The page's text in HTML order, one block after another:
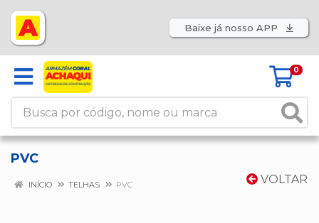
Baixe já nosso APP
0
PVC
VOLTAR
INÍCIO TELHAS PVC